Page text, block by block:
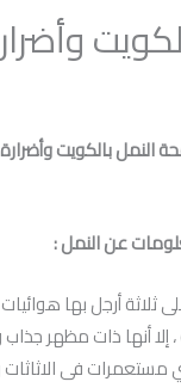
النمل بالكويت
عن النمل :
ثلاثة أرجل بها
إلا أنها ذات مظهر
مستعمرات فى